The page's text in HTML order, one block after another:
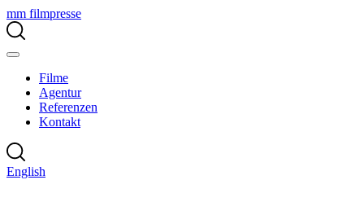
mm filmpresse
Filme
Agentur
Referenzen
Kontakt
English